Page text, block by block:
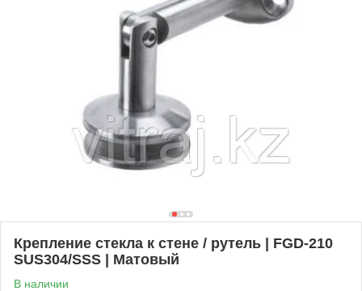
Крепление стекла к стене / рутель | FGD-210
SUS304/SSS | Матовый
В наличии